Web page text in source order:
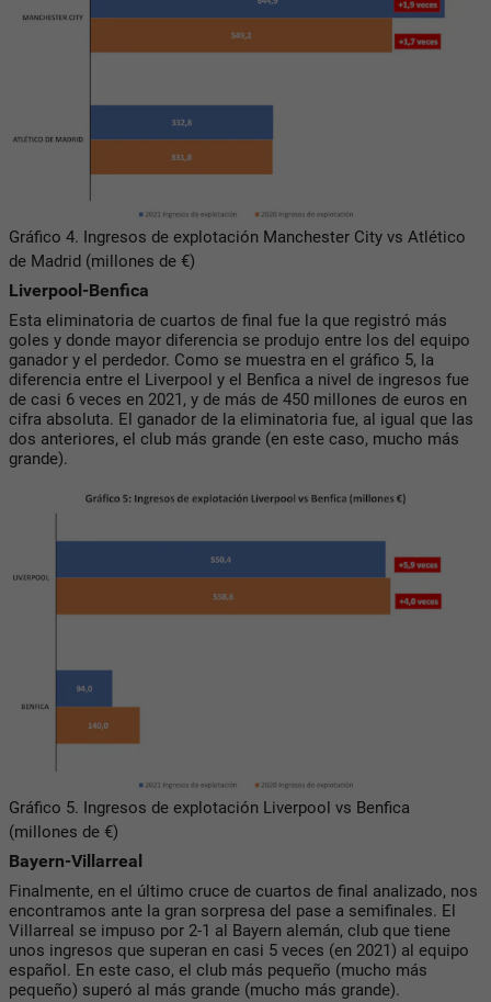
Gráfico 4. Ingresos de explotación Manchester City vs Atlético
de Madrid (millones de €)
Liverpool-Benfica
Esta eliminatoria de cuartos de final fue la que registró más
goles y donde mayor diferencia se produjo entre los del equipo
ganador y el perdedor. Como se muestra en el gráfico 5, la
diferencia entre el Liverpool y el Benfica a nivel de ingresos fue
de casi 6 veces en 2021, y de más de 450 millones de euros en
cifra absoluta. El ganador de la eliminatoria fue, al igual que las
dos anteriores, el club más grande (en este caso, mucho más
grande).
Gráfico 5. Ingresos de explotación Liverpool vs Benfica
(millones de €)
Bayern-Villarreal
Finalmente, en el último cruce de cuartos de final analizado, nos
encontramos ante la gran sorpresa del pase a semifinales. El
Villarreal se impuso por 2-1 al Bayern alemán, club que tiene
unos ingresos que superan en casi 5 veces (en 2021) al equipo
español. En este caso, el club más pequeño (mucho más
pequeño) superó al más grande (mucho más grande).